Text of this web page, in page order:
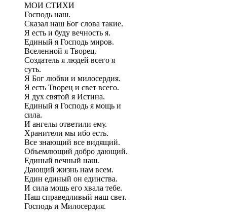
МОИ СТИХИ
Господь наш.
Сказал наш Бог слова такие.
Я есть и буду вечность я.
Единый я Господь миров.
Вселенной я Творец.
Создатель я людей всего я
суть.
Я Бог любви и милосердия.
Я есть Творец и свет всего.
Я дух святой я Истина.
Единый я Господь я мощь и
сила.
И ангелы ответили ему.
Хранители мы ибо есть.
Все знающий все видящий.
Объемлющий добро дающий.
Единый вечный наш.
Дающий жизнь нам всем.
Един единый он единства.
И сила мощь его хвала тебе.
Наш справедливый наш свет.
Господь и Милосердия.